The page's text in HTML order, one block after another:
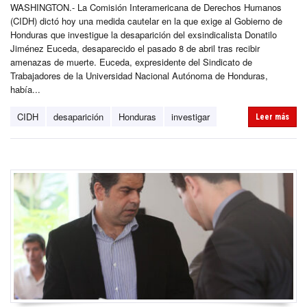
WASHINGTON.- La Comisión Interamericana de Derechos Humanos
(CIDH) dictó hoy una medida cautelar en la que exige al Gobierno de
Honduras que investigue la desaparición del exsindicalista Donatilo
Jiménez Euceda, desaparecido el pasado 8 de abril tras recibir
amenazas de muerte. Euceda, expresidente del Sindicato de
Trabajadores de la Universidad Nacional Autónoma de Honduras,
había...
CIDH desaparición Honduras investigar Leer más